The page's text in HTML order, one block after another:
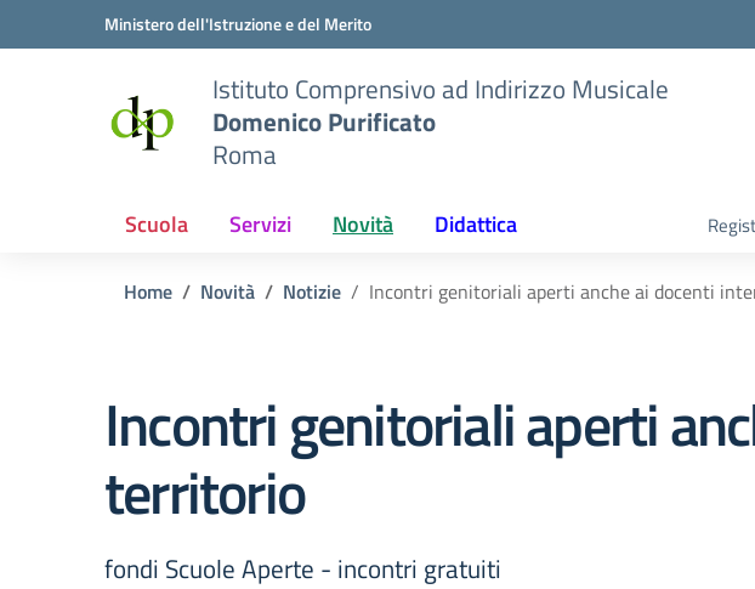
Vai ai contenuti
Vai al menu di navigazioneMinistero dell'Istruzione e del Merito
Istituto Comprensivo ad Indirizzo Musicale
Domenico Purificato
Roma
Scuola Servizi Novità Didattica
Home Novità Notizie Incontri genitoriali aperti anche ai docenti
Incontri genitoriali aperti
territorio
fondi Scuole Aperte - incontri gratuiti